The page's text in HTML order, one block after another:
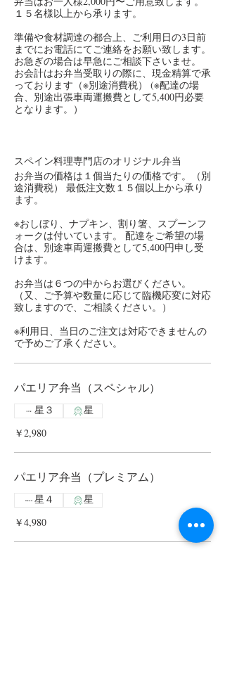
１５名様以上から承ります。
準備や食材調達の都合上、ご利用日の3日前
までにお電話にてご連絡をお願い致します。
お急ぎの場合は早急にご相談下さいませ。
お会計はお弁当受取りの際に、現金精算で承
っております（※別途消費税） (※配達の場
合、別途出張車両運搬費として5,400円必要
となります。）
スペイン料理専門店のオリジナル弁当
お弁当の価格は１個当たりの価格です。（別
途消費税） 最低注文数１５個以上から承り
ます。
※おしぼり、ナプキン、割り箸、スプーンフ
ォークは付いています。 配達をご希望の場
合は、別途車両運搬費として5,400円申し受
けます。
お弁当は６つの中からお選びください。
（又、ご予算や数量に応じて臨機応変に対応
致しますので、ご相談ください。）
※利用日、当日のご注文は対応できませんの
で予めご了承ください。
パエリア弁当（スペシャル）
￥2,980
星３ 星
パエリア弁当（プレミアム）
￥4,980
星４ 星